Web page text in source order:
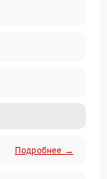
Подробнее →